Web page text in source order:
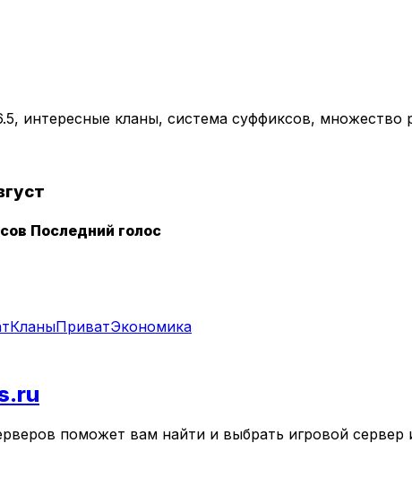
интересные кланы, система суффиксов,
Последний голос
КланыПриватЭкономика
поможет вам найти и выбрать игровой